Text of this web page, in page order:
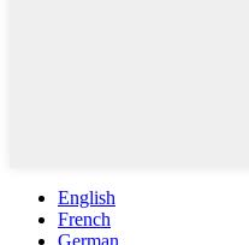
English
French
German